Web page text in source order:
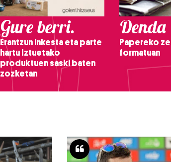
Gure berri.
Erantzun inkesta eta parte
hartu Iztuetako
produktuen saski baten
zozketan
Denda
Papereko
formatuan